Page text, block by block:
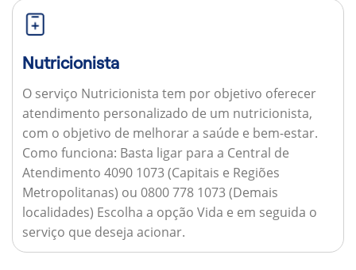
Nutricionista
O serviço Nutricionista tem por objetivo oferecer
atendimento personalizado de um nutricionista,
com o objetivo de melhorar a saúde e bem-estar.
Como funciona: Basta ligar para a Central de
Atendimento 4090 1073 (Capitais e Regiões
Metropolitanas) ou 0800 778 1073 (Demais
localidades) Escolha a opção Vida e em seguida o
serviço que deseja acionar.